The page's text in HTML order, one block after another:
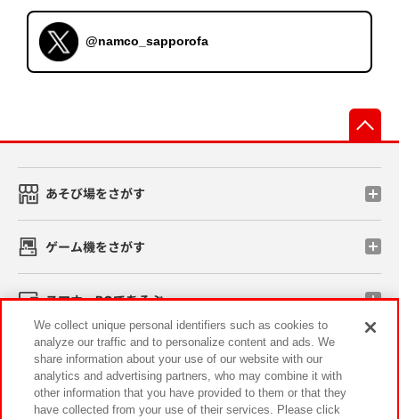
@namco_sapporofa
あそび場をさがす
ゲーム機をさがす
スマホ・PCであそぶ
イベント・キャンペーン
We collect unique personal identifiers such as cookies to
analyze our traffic and to personalize content and ads. We
share information about your use of our website with our
analytics and advertising partners, who may combine it with
other information that you have provided to them or that they
have collected from your use of their services. Please click